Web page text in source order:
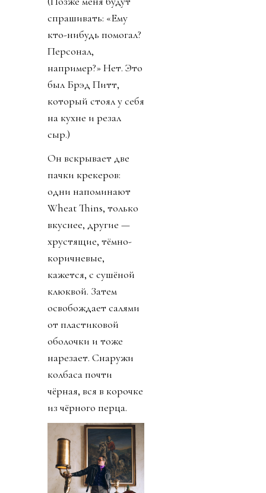
спрашивать: «Ему
кто-нибудь помогал?
Персонал,
например?» Нет. Это
был Брэд Питт,
который стоял у себя
на кухне и резал
сыр.)
Он вскрывает две
пачки крекеров:
одни напоминают
Wheat Thins, только
вкуснее, другие —
хрустящие, тёмно-
коричневые,
кажется, с сушёной
клюквой. Затем
освобождает салями
от пластиковой
оболочки и тоже
нарезает. Снаружи
колбаса почти
чёрная, вся в корочке
из чёрного перца.